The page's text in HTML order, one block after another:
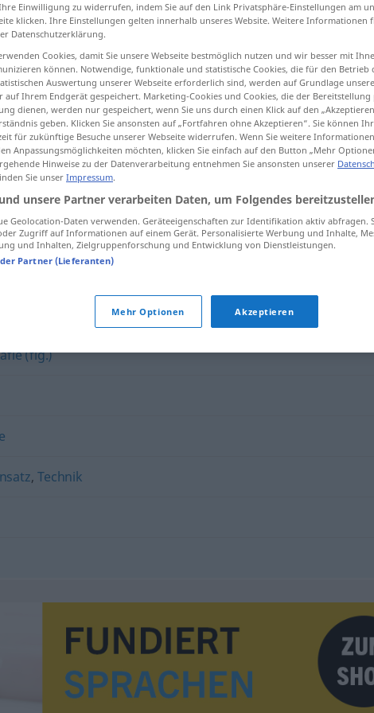
antippen)
aus dem Konzept bringen
(fig.)
,Technik
Einwilligung zu widerrufen, indem Sie auf den Link Privatsphäre-Einstellungen am
klicken. Ihre Einstellungen gelten innerhalb unseres Website. Weitere Informationen
Datenschutzerklärung.
Cookies, damit Sie unsere Webseite bestmöglich nutzen und wir besser mit
können. Notwendige, funktionale und statistische Cookies, die für den Betrieb
Auswertung unserer Webseite erforderlich sind, werden auf Grundlage
auf Ihrem Endgerät gespeichert. Marketing-Cookies und Cookies, die der
dienen, werden nur gespeichert, wenn Sie uns durch einen Klick auf den
geben. Klicken Sie ansonsten auf „Fortfahren ohne Akzeptieren“. Sie können
für zukünftige Besuche unserer Webseite widerrufen. Wenn Sie weitere
Anpassungsmöglichkeiten möchten, klicken Sie einfach auf den Button „Mehr
Hinweise zu der Datenverarbeitung entnehmen Sie ansonsten unserer
Sie unser Impressum.
unsere Partner verarbeiten Daten, um Folgendes
Geolocation-Daten verwenden. Geräteeigenschaften zur Identifikation aktiv abfragen.
Zugriff auf Informationen auf einem Gerät. Personalisierte Werbung und Inhalte,
und Inhalten, Zielgruppenforschung und Entwicklung von Dienstleistungen.
Partner (Lieferanten)
Mehr Optionen Akzeptieren